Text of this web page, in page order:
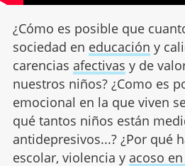
¿Cómo es posible que
sociedad en educación y
carencias afectivas y de
nuestros niños? ¿Como es
emocional en la que viven
qué tantos niños están
antidepresivos...? ¿Por qué
escolar, violencia y acoso